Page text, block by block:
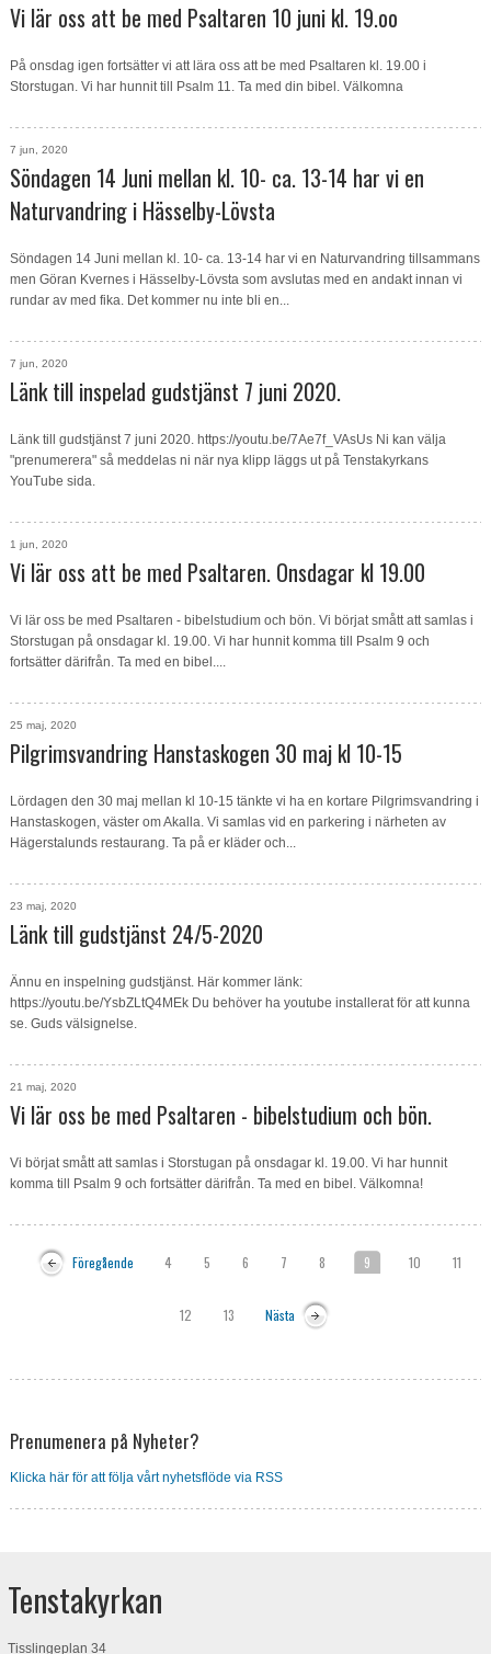
Vi lär oss att be med Psaltaren 10 juni kl. 19.oo
På onsdag igen fortsätter vi att lära oss att be med Psaltaren kl. 19.00 i
Storstugan. Vi har hunnit till Psalm 11. Ta med din bibel. Välkomna
7 jun, 2020
Söndagen 14 Juni mellan kl. 10- ca. 13-14 har vi en
Naturvandring i Hässelby-Lövsta
Söndagen 14 Juni mellan kl. 10- ca. 13-14 har vi en Naturvandring tillsammans
men Göran Kvernes i Hässelby-Lövsta som avslutas med en andakt innan vi
rundar av med fika. Det kommer nu inte bli en...
7 jun, 2020
Länk till inspelad gudstjänst 7 juni 2020.
Länk till gudstjänst 7 juni 2020. https://youtu.be/7Ae7f_VAsUs Ni kan välja
"prenumerera" så meddelas ni när nya klipp läggs ut på Tenstakyrkans
YouTube sida.
1 jun, 2020
Vi lär oss att be med Psaltaren. Onsdagar kl 19.00
Vi lär oss be med Psaltaren - bibelstudium och bön. Vi börjat smått att samlas i
Storstugan på onsdagar kl. 19.00. Vi har hunnit komma till Psalm 9 och
fortsätter därifrån. Ta med en bibel....
25 maj, 2020
Pilgrimsvandring Hanstaskogen 30 maj kl 10-15
Lördagen den 30 maj mellan kl 10-15 tänkte vi ha en kortare Pilgrimsvandring i
Hanstaskogen, väster om Akalla. Vi samlas vid en parkering i närheten av
Hägerstalunds restaurang. Ta på er kläder och...
23 maj, 2020
Länk till gudstjänst 24/5-2020
Ännu en inspelning gudstjänst. Här kommer länk:
https://youtu.be/YsbZLtQ4MEk Du behöver ha youtube installerat för att kunna
se. Guds välsignelse.
21 maj, 2020
Vi lär oss be med Psaltaren - bibelstudium och bön.
Vi börjat smått att samlas i Storstugan på onsdagar kl. 19.00. Vi har hunnit
komma till Psalm 9 och fortsätter därifrån. Ta med en bibel. Välkomna!
Föregående 4 5 6 7 8 9 10 11
12 13 Nästa
Prenumenera på Nyheter?
Klicka här för att följa vårt nyhetsflöde via RSS
Tenstakyrkan
Tisslingeplan 34